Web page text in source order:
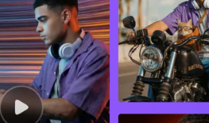
ID Wondershare Anda serta
kemudian tunggu hingga
pesan suara
ditranskripsi. Apabila
dan